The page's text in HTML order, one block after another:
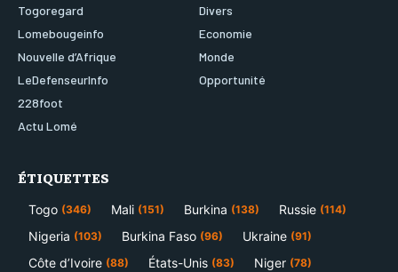
Togoregard
Lomebougeinfo
Nouvelle d’Afrique
LeDefenseurInfo
228foot
Actu Lomé
Divers
Economie
Monde
Opportunité
ÉTIQUETTES
Togo (346) Mali (151) Burkina (138) Russie (114)
Nigeria (103) Burkina Faso (96) Ukraine (91)
Côte d’Ivoire (88) États-Unis (83) Niger (78)